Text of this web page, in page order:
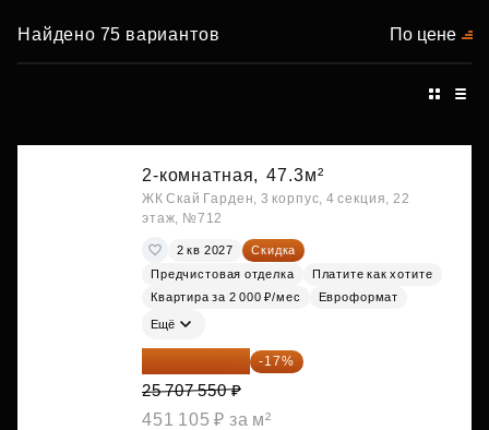
Найдено 75 вариантов По цене
2-комнатная, 47.3м²
ЖК Скай Гарден, 3 корпус, 4 секция, 22
этаж, №712
2 кв 2027
Скидка
Предчистовая отделка
Платите как хотите
Квартира за 2 000 ₽/мес
Евроформат
Ещё
21 337 267 ₽ -17%
25 707 550 ₽
451 105 ₽ за м²